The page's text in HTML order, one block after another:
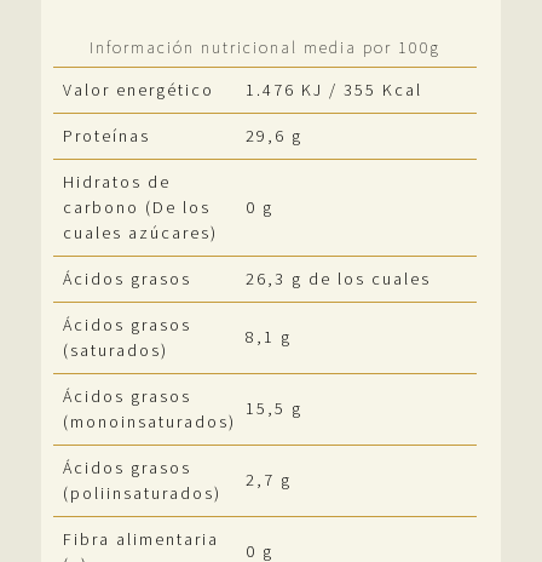
Nuestro Origen
Blog
Contacto
k
p
Información nutricional media por 100g
Valor energético
1.476 KJ / 355 Kcal
Proteínas 29,6 g
Hidratos de
carbono (De los
cuales azúcares)
0 g
Ácidos grasos 26,3 g de los cuales
Ácidos grasos
(saturados)
8,1 g
Ácidos grasos
(monoinsaturados)
15,5 g
Ácidos grasos
(poliinsaturados)
2,7 g
Fibra alimentaria
0 g